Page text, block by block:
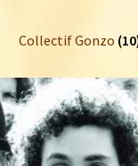
Collectif Gonzo